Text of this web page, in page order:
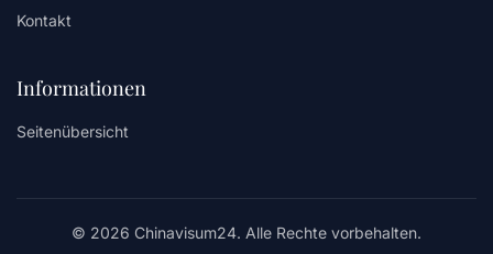
Kontakt
Informationen
Seitenübersicht
© 2026 Chinavisum24. Alle Rechte vorbehalten.